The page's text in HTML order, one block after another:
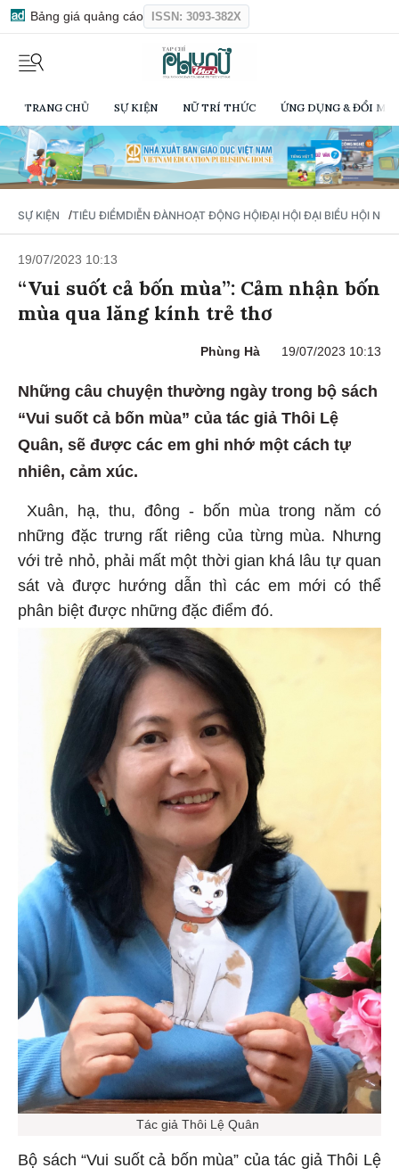
Bảng giá quảng cáo ISSN: 3093-382X
TRANG CHỦ SỰ KIỆN NỮ TRÍ THỨC ỨNG DỤNG & ĐỔI
SỰ KIỆN / TIÊU ĐIỂMDIỄN ĐÀNHOẠT ĐỘNG HỘIĐẠI HỘI ĐẠI BIỂU HỘI NỮ
19/07/2023 10:13
“Vui suốt cả bốn mùa”: Cảm nhận bốn
mùa qua lăng kính trẻ thơ
Phùng Hà 19/07/2023 10:13
Những câu chuyện thường ngày trong bộ sách
“Vui suốt cả bốn mùa” của tác giả Thôi Lệ
Quân, sẽ được các em ghi nhớ một cách tự
nhiên, cảm xúc.
Xuân, hạ, thu, đông - bốn mùa trong năm có
những đặc trưng rất riêng của từng mùa. Nhưng
với trẻ nhỏ, phải mất một thời gian khá lâu tự quan
sát và được hướng dẫn thì các em mới có thể
phân biệt được những đặc điểm đó.
Tác giả Thôi Lệ Quân
Bộ sách “Vui suốt cả bốn mùa” của tác giả Thôi Lệ